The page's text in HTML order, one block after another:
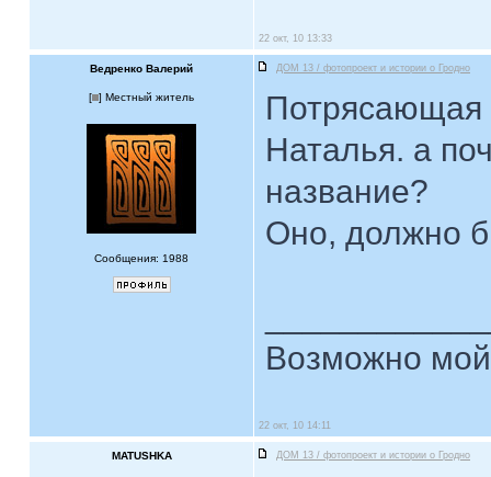
22 окт, 10 13:33
Ведренко Валерий ДОМ 13 / фотопроект и истории о Гродно
[ ] Местный житель
Сообщения: 1988
Потрясающая
Наталья. а
название?
Оно, должно
Возможно
22 окт, 10 14:11
MATUSHKA ДОМ 13 / фотопроект и истории о Гродно